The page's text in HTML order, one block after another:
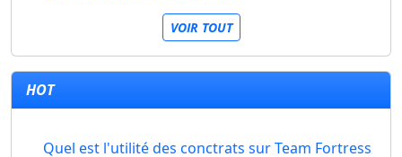
VOIR TOUT
HOT
Quel est l'utilité des conctrats sur Team Fortress